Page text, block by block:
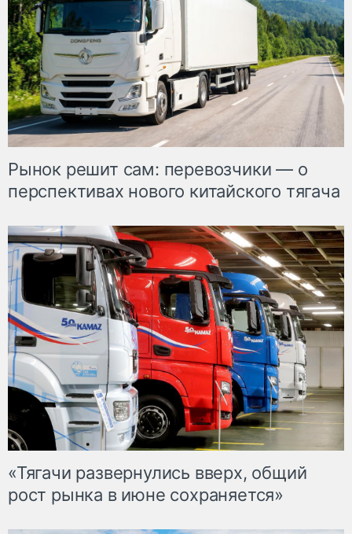
Рынок решит сам: перевозчики — о
перспективах нового китайского тягача
«Тягачи развернулись вверх, общий
рост рынка в июне сохраняется»